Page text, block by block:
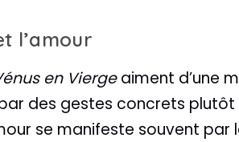
l’amour
en Viergeaiment d’une
des gestes concrets
se manifeste souvent par